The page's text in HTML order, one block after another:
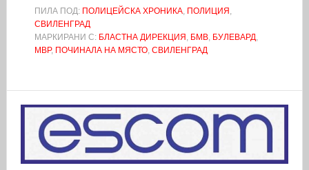
ПИЛА ПОД: ПОЛИЦЕЙСКА ХРОНИКА, ПОЛИЦИЯ ,
СВИЛЕНГРАД
МАРКИРАНИ С: БЛАСТНА ДИРЕКЦИЯ , БМВ, БУЛЕВАРД,
МВР, ПОЧИНАЛА НА МЯСТО, СВИЛЕНГРАД